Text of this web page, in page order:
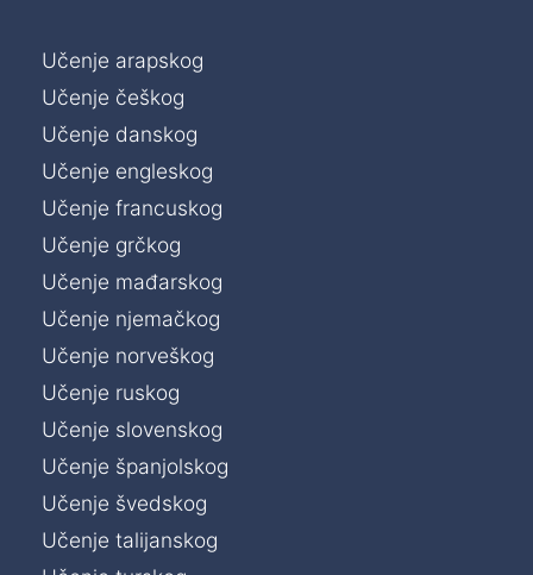
Učenje arapskog
Učenje češkog
Učenje danskog
Učenje engleskog
Učenje francuskog
Učenje grčkog
Učenje mađarskog
Učenje njemačkog
Učenje norveškog
Učenje ruskog
Učenje slovenskog
Učenje španjolskog
Učenje švedskog
Učenje talijanskog